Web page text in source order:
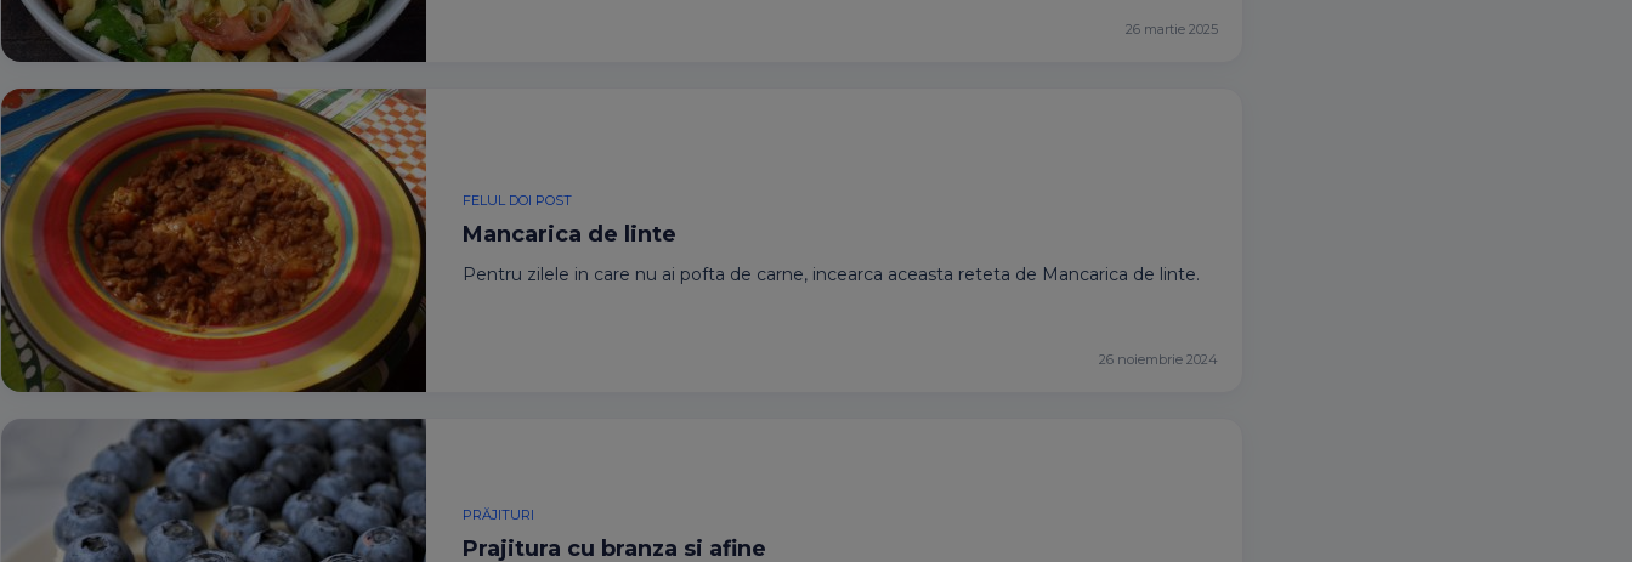
26 martie 2025
FELUL DOI POST
Mancarica de linte
Pentru zilele in care nu ai pofta de carne, incearca aceasta reteta de Mancarica de linte.
26 noiembrie 2024
PRĂJITURI
Prajitura cu branza si afine